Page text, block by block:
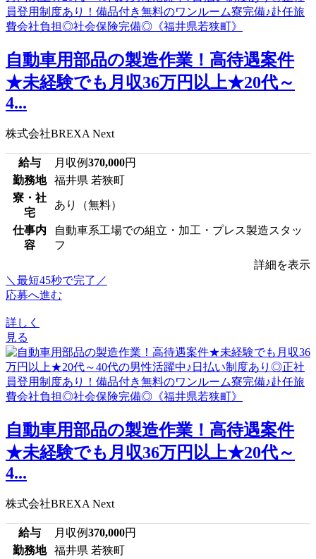
自動車用部品の製造作業！高待遇案件
★未経験でも月収36万円以上★20代～
4...
株式会社BREXA Next
給与 月収例370,000円
勤務地
福井県 若狭町
寮・社
宅
あり（無料）
仕事内
容
自動車系工場での組立・加工・プレス製造スタッ
フ
詳細を表示
＼最短45秒で完了／
応募へ進む
詳しく
見る
自動車用部品の製造作業！高待遇案件
★未経験でも月収36万円以上★20代～
4...
株式会社BREXA Next
給与 月収例370,000円
勤務地
福井県 若狭町